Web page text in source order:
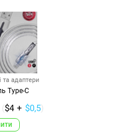
та адаптери
Type-C
($4 + $0,5)